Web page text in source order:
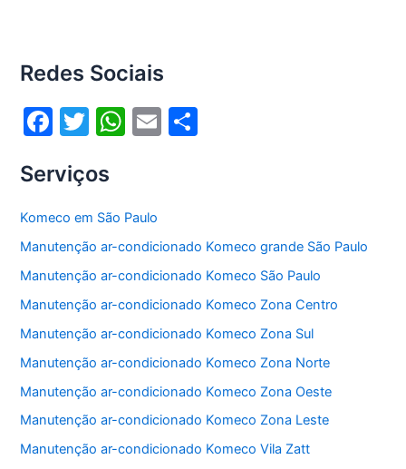
Redes Sociais
F
c
e
b
o
o
k
T
itt
er
W
s
A
p
p
E
Serviços
Komeco em São Paulo
Manutenção ar-condicionado Komeco grande São Paulo
Manutenção ar-condicionado Komeco São Paulo
Manutenção ar-condicionado Komeco Zona Centro
Manutenção ar-condicionado Komeco Zona Sul
Manutenção ar-condicionado Komeco Zona Norte
Manutenção ar-condicionado Komeco Zona Oeste
Manutenção ar-condicionado Komeco Zona Leste
Manutenção ar-condicionado Komeco Vila Zatt